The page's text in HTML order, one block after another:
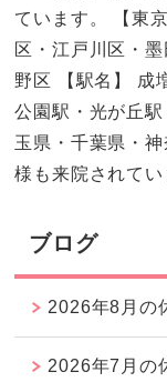
ています。 【東
区・江戸川区・
野区 【駅名】 成
公園駅・光が丘
玉県・千葉県・
様も来院されてい
ブログ
2026年8月の
2026年7月の